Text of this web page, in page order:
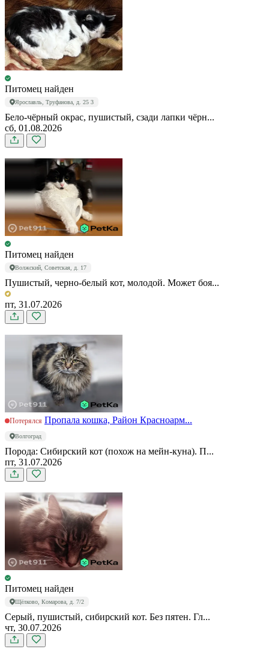
Питомец найден
Ярославль, Труфанова, д. 25 3
Бело-чёрный окрас, пушистый, сзади лапки чёрн...
сб, 01.08.2026
Питомец найден
Волжский, Советская, д. 17
Пушистый, черно-белый кот, молодой. Может боя...
пт, 31.07.2026
Потерялся Пропала кошка, Район Красноарм...
Волгоград
Порода: Сибирский кот (похож на мейн-куна). П...
пт, 31.07.2026
Питомец найден
Щёлково, Комарова, д. 7/2
Серый, пушистый, сибирский кот. Без пятен. Гл...
чт, 30.07.2026